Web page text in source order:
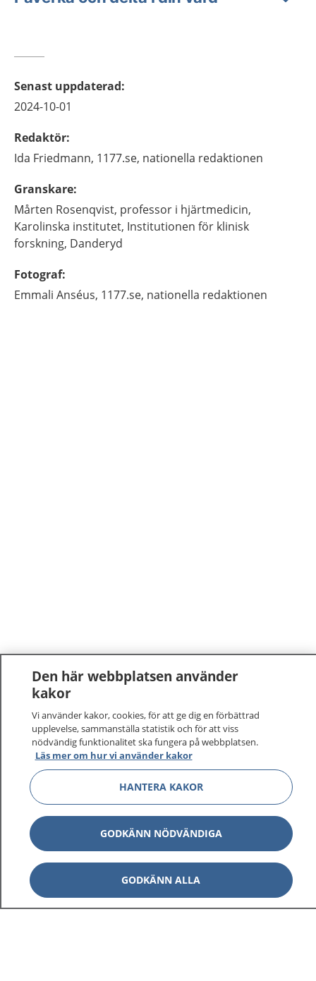
Senast uppdaterad:
2024-10-01
Redaktör:
Ida Friedmann, 1177.se, nationella redaktionen
Granskare:
Mårten Rosenqvist, professor i hjärtmedicin,
Karolinska institutet, Institutionen för klinisk
forskning, Danderyd
Fotograf:
Emmali Anséus, 1177.se, nationella redaktionen
1177–tryggt om din hälsa och vård
På 1177.se får du råd om hälsa och information om
sjukdomar och vilka mottagningar du kan kontakta.
Logga in för att läsa din journal och göra dina
vårdärenden. Ring telefonnummer 1177 för
sjukvårdsrådgivning dygnet runt.
1177 ger dig råd när du vill må bättre.
Den här webbplatsen använder
kakor
Vi använder kakor, cookies, för att ge dig en förbättrad
upplevelse, sammanställa statistik och för att viss
nödvändig funktionalitet ska fungera på webbplatsen.
Läs mer om hur vi använder kakor
HANTERA KAKOR
GODKÄNN NÖDVÄNDIGA
GODKÄNN ALLA